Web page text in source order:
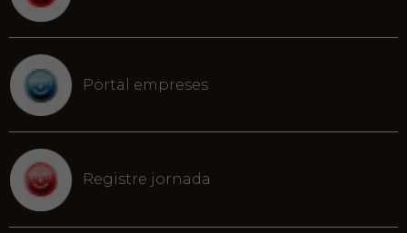
Portal empreses
Registre jornada